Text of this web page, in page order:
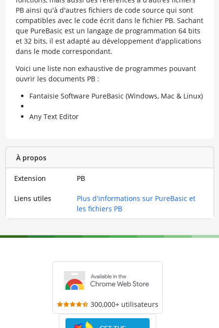
PB ainsi qu'à d'autres fichiers de code source qui sont
compatibles avec le code écrit dans le fichier PB. Sachant
que PureBasic est un langage de programmation 64 bits
et 32 bits, il est adapté au développement d'applications
dans le mode correspondant.
Voici une liste non exhaustive de programmes pouvant
ouvrir les documents PB :
Fantaisie Software PureBasic (Windows, Mac & Linux)
Any Text Editor
À propos
Extension PB
Liens utiles
Plus d'informations sur PureBasic et
les fichiers PB
300,000+ utilisateurs